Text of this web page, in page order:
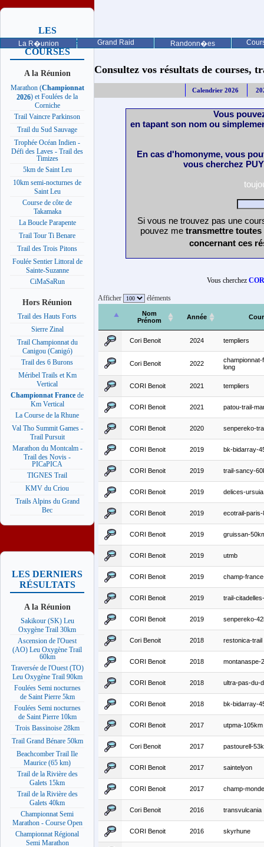
La R�union Grand Raid Randonn�es
LES
PROCHAINES
COURSES
A la Réunion
Marathon (Championnat
2026) et Foulées de la
Corniche
Trail Vaincre Parkinson
Trail du Sud Sauvage
Trophée Océan Indien -
Défi des Laves - Trail des
Timizes
5km de Saint Leu
10km semi-nocturnes de
Saint Leu
Course de côte de
Takamaka
La Boucle Parapente
Trail Tour Ti Benare
Trail des Trois Pitons
Foulée Sentier Littoral de
Sainte-Suzanne
CiMaSaRun
Hors Réunion
Trail des Hauts Forts
Sierre Zinal
Trail Championnat du
Canigou (Canigó)
Trail des 6 Burons
Méribel Trails et Km
Vertical
Championnat France de
Km Vertical
La Course de la Rhune
Val Tho Summit Games -
Trail Pursuit
Marathon du Montcalm -
Trail des Novis -
PICaPICA
TIGNES Trail
KMV du Criou
Trails Alpins du Grand
Bec
LES DERNIERS
RÉSULTATS
A la Réunion
Sakikour (SK) Leu
Oxygène Trail 30km
Ascension de l'Ouest
(AO) Leu Oxygène Trail
60km
Traversée de l'Ouest (TO)
Leu Oxygène Trail 90km
Foulées Semi nocturnes
de Saint Pierre 5km
Foulées Semi nocturnes
de Saint Pierre 10km
Trois Bassinoise 28km
Trail Grand Bénare 50km
Beachcomber Trail Ile
Maurice (65 km)
Trail de la Rivière des
Galets 15km
Trail de la Rivière des
Galets 40km
Championnat Semi
Marathon - Course Open
Championnat Régional
Semi Marathon
Consultez vos résultats de courses,
Calendrier 2026
Vous
en tapant son nom ou
En cas d'homonyme, vous
vous cherchez
Si vous ne trouvez pas une
pouvez me transmettre
concernant ces
Vous cherchez
Afficher éléments
Nom
Prénom
Année
Cori Benoit 2024 templiers
Cori Benoit 2022
long
CORI Benoit 2021 templiers
CORI Benoit 2021 patou-trail-
CORI Benoit 2020 senpereko-
CORI Benoit 2019 bk-bidarray-
CORI Benoit 2019 trail-sancy-
CORI Benoit 2019 delices-ursuia
CORI Benoit 2019 ecotrail-
CORI Benoit 2019 gruissan-
CORI Benoit 2019 utmb
CORI Benoit 2019 champ-
CORI Benoit 2019 trail-
CORI Benoit 2019 senpereko-
Cori Benoit 2018 restonica-trail
CORI Benoit 2018 montanaspe-
CORI Benoit 2018 ultra-pas-du-
CORI Benoit 2018 bk-bidarray-
CORI Benoit 2017 utpma-105km
Cori Benoit 2017 pastourell-
CORI Benoit 2017 saintelyon
CORI Benoit 2017 champ-
Cori Benoit 2016 transvulcania
CORI Benoit 2016 skyrhune